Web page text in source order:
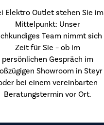
Elektro Outlet stehen Sie im
Mittelpunkt: Unser
Team nimmt sich
Zeit für Sie – ob im
persönlichen Gespräch im
Showroom in Steyr
bei einem vereinbarten
Beratungstermin vor Ort.